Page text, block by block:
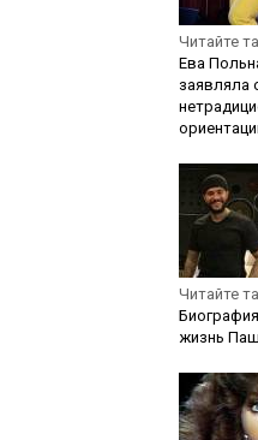
Читайте
Ева
заявляла
Читайте
жизнь